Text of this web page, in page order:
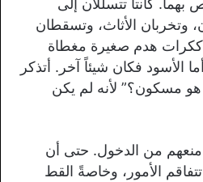
وتخربان الأثاث، وتسقطان
ككرات هدم صغيرة مغطاة
الأسود فكان شيئاً آخر. أتذكر
مسكون؟” لأنه لم يكن
منعهم من الدخول. حتى أن
الأمور، وخاصةً القط